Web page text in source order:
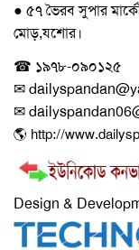
● ৫৭ ভৈরব সুপার
মোড়,যশোর।
☎ ১৯৭৮-০৯০১২৫
✉
✉
🌎 http://
Design &